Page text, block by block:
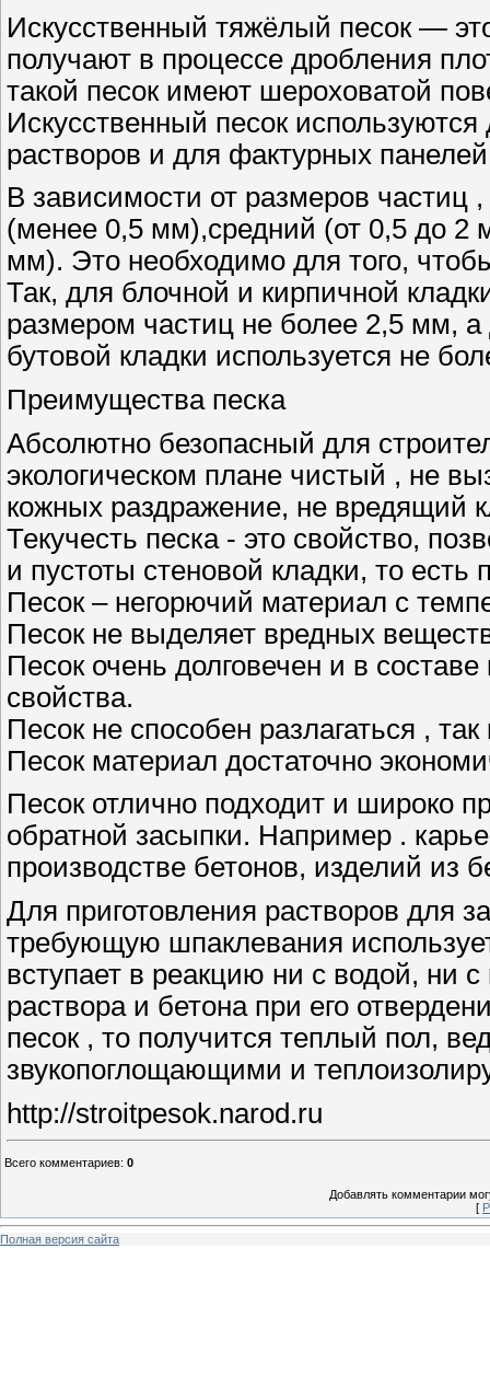
Искусственный тяжёлый песок —
получают в процессе дробления
такой песок имеют шероховатой
Искусственный песок
растворов и для фактурных
В зависимости от размеров частиц
(менее 0,5 мм),средний (от 0,5 до 2
мм). Это необходимо для того,
Так, для блочной и кирпичной
размером частиц не более 2,5 мм, а
бутовой кладки используется не
Преимущества песка
Абсолютно безопасный для
экологическом плане чистый , не
кожных раздражение, не вредящий
Текучесть песка - это свойство,
и пустоты стеновой кладки, то есть
Песок – негорючий материал с
Песок не выделяет вредных
Песок очень долговечен и в
свойства.
Песок не способен разлагаться ,
Песок материал достаточно
Песок отлично подходит и широко
обратной засыпки. Например .
производстве бетонов, изделий из
Для приготовления растворов для
требующую шпаклевания
вступает в реакцию ни с водой, ни
раствора и бетона при его
песок , то получится теплый пол,
звукопоглощающими и
http://stroitpesok.narod.ru
Всего комментариев: 0
Добавлять комментарии
[
Полная версия сайта